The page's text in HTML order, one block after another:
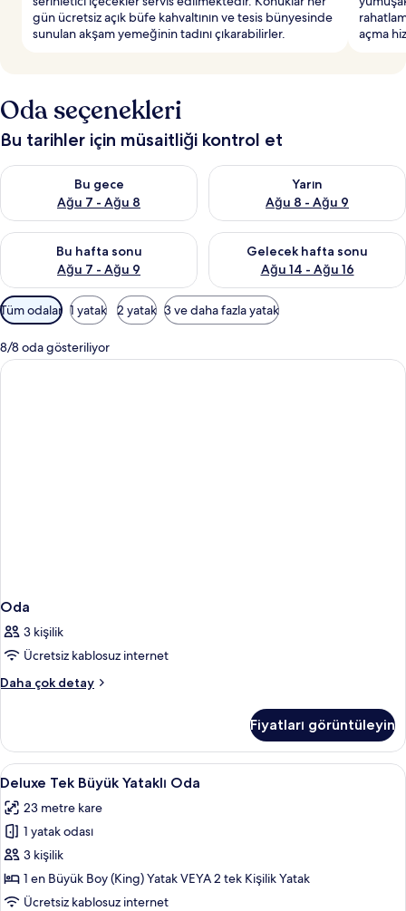
gün ücretsiz açık büfe kahvaltının ve tesis bünyesinde
sunulan akşam yemeğinin tadını çıkarabilirler.
açma
Oda seçenekleri
Bu tarihler için müsaitliği kontrol et
Bu gece
Ağu 7 - Ağu 8
Bu gece için müsaitliği kontrol et Ağu 7 - Ağu 8
Yarın
Ağu 8 - Ağu 9
Yarın için müsaitliği kontrol
Bu hafta sonu
Ağu 7 - Ağu 9
Bu hafta sonu için müsaitliği kontrol et Ağu 7 - Ağu 9
Gelecek hafta sonu
Ağu 14 - Ağu 16
Önümüzdeki hafta sonu için
Odalar
için
mevcut
filtreler
Tüm odalar 1 yatak 2 yatak 3 ve daha fazla yatak
8/8 oda gösteriliyor
Oda
3 kişilik
Ücretsiz kablosuz internet
Daha çok detay
Oda
detay
Fiyatları görüntüleyin
Deluxe
Tek
Büyük
Yataklı
Oda
için
tüm
Deluxe Tek Büyük Yataklı Oda | Anti
22
Deluxe Tek Büyük Yataklı Oda
23 metre kare
1 yatak odası
3 kişilik
1 en Büyük Boy (King) Yatak VEYA 2 tek Kişilik Yatak
Ücretsiz kablosuz internet